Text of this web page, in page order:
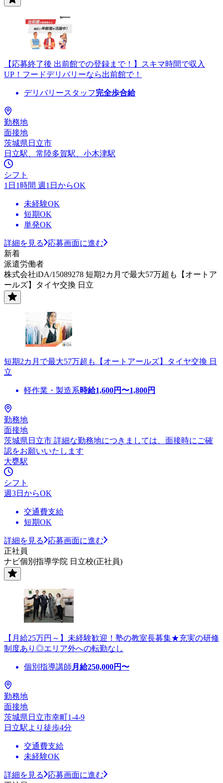
【応募終了後 出前館での登録まで！】スキマ時間で収入
UP！フードデリバリーなら出前館で！
デリバリースタッフ完全歩合給
勤務地
面接地
茨城県日立市
日立駅、常陸多賀駅、小木津駅
シフト
1日1時間 週1日からOK
未経験OK
短期OK
単発OK
詳細を見る
応募画面に進む
新着
派遣労働者
株式会社iDA/15089278 短期2カ月で最大57万超も【オートア
ールズ】タイヤ交換 日立
短期2カ月で最大57万超も【オートアールズ】タイヤ交換 日
立
軽作業・製造系時給1,600円〜1,800円
勤務地
面接地
茨城県日立市 詳細な勤務地につきましては、面接時にご確
認をお願いいたします
大甕駅
シフト
週3日からOK
交通費支給
短期OK
詳細を見る
応募画面に進む
正社員
ナビ個別指導学院 日立校(正社員)
【月給25万円～】未経験歓迎！塾の教室長募集★充実の研修
制度あり◎エリア外への転勤なし
個別指導講師 月給250,000円〜
勤務地
面接地
茨城県日立市幸町1-4-9
日立駅より徒歩4分
交通費支給
未経験OK
詳細を見る
応募画面に進む